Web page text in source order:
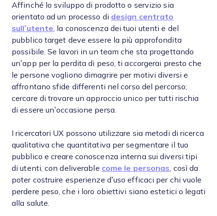
Affinché lo sviluppo di prodotto o servizio sia
orientato ad un processo di design centrato
sull’utente , la conoscenza dei tuoi utenti e del
pubblico target deve essere la più approfondita
possibile. Se lavori in un team che sta progettando
un’app per la perdita di peso, ti accorgerai presto che
le persone vogliono dimagrire per motivi diversi e
affrontano sfide differenti nel corso del percorso;
cercare di trovare un approccio unico per tutti rischia
di essere un’occasione persa.
I ricercatori UX possono utilizzare sia metodi di ricerca
qualitativa che quantitativa per segmentare il tuo
pubblico e creare conoscenza interna sui diversi tipi
di utenti, con deliverable come le personas , così da
poter costruire esperienze d’uso efficaci per chi vuole
perdere peso, che i loro obiettivi siano estetici o legati
alla salute.